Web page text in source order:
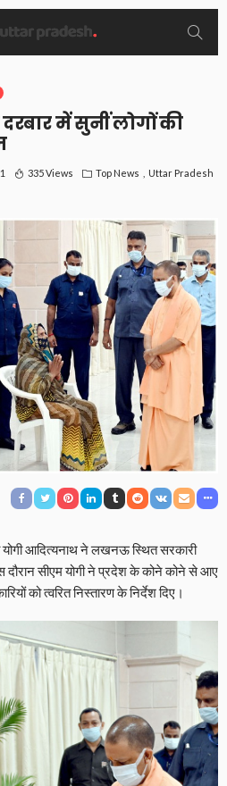
में सुनीं लोगों की
335 Views Top News Uttar Pradesh
आदित्यनाथ ने लखनऊ स्थित सरकारी
दौरान सीएम योगी ने प्रदेश के कोने कोने से आए
को त्वरित निस्तारण के निर्देश दिए।